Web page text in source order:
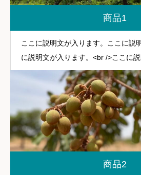
商品1
ここに説明文が入ります。ここに説
に説明文が入ります。<br />ここに説
こに説明文が入ります。
商品2